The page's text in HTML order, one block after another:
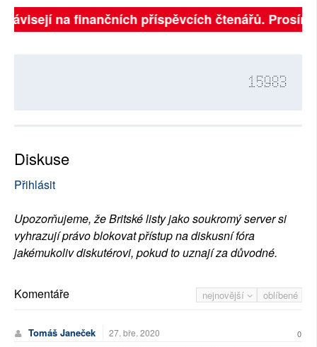
na finančních příspěvcích čtenářů.
15983
Diskuse
Přihlásit
Upozorňujeme, že Britské listy jako soukromý server si
vyhrazují právo blokovat přístup na diskusní fóra
jakémukoliv diskutérovi, pokud to uznají za důvodné.
nejnovější oblíbené
Komentáře
Tomáš Janeček 27. bře. 2020 0